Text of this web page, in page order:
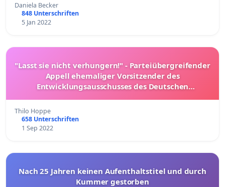
Daniela Becker
848 Unterschriften
5 Jan 2022
"Lasst sie nicht verhungern!" - Parteiübergreifender
Appell ehemaliger Vorsitzender des
Entwicklungsausschusses des Deutschen
Thilo Hoppe
658 Unterschriften
1 Sep 2022
Nach 25 Jahren keinen Aufenthaltstitel und durch
Kummer gestorben